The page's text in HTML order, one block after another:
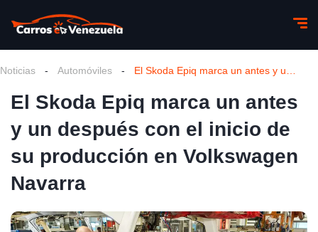
Noticias - Automóviles -
El Skoda Epiq marca un antes
y un después con el inicio de
su producción en Volkswagen
Navarra